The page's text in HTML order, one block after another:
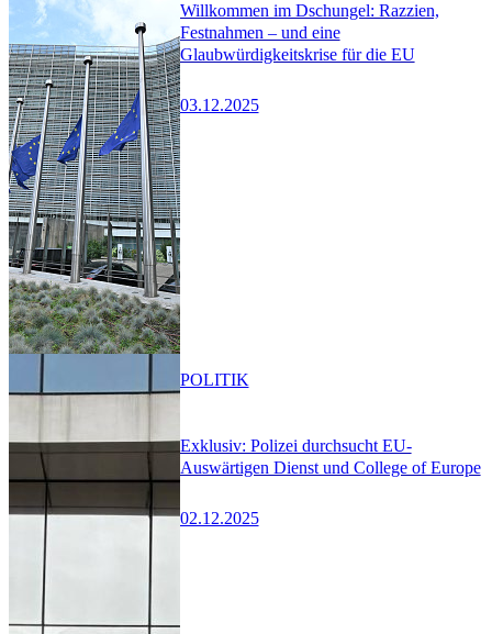
Willkommen im Dschungel: Razzien,
Festnahmen – und eine
Glaubwürdigkeitskrise für die EU
03.12.2025
Exklusiv: Polizei durchsucht EU-
Auswärtigen Dienst und College of Europe
02.12.2025
POLITIK